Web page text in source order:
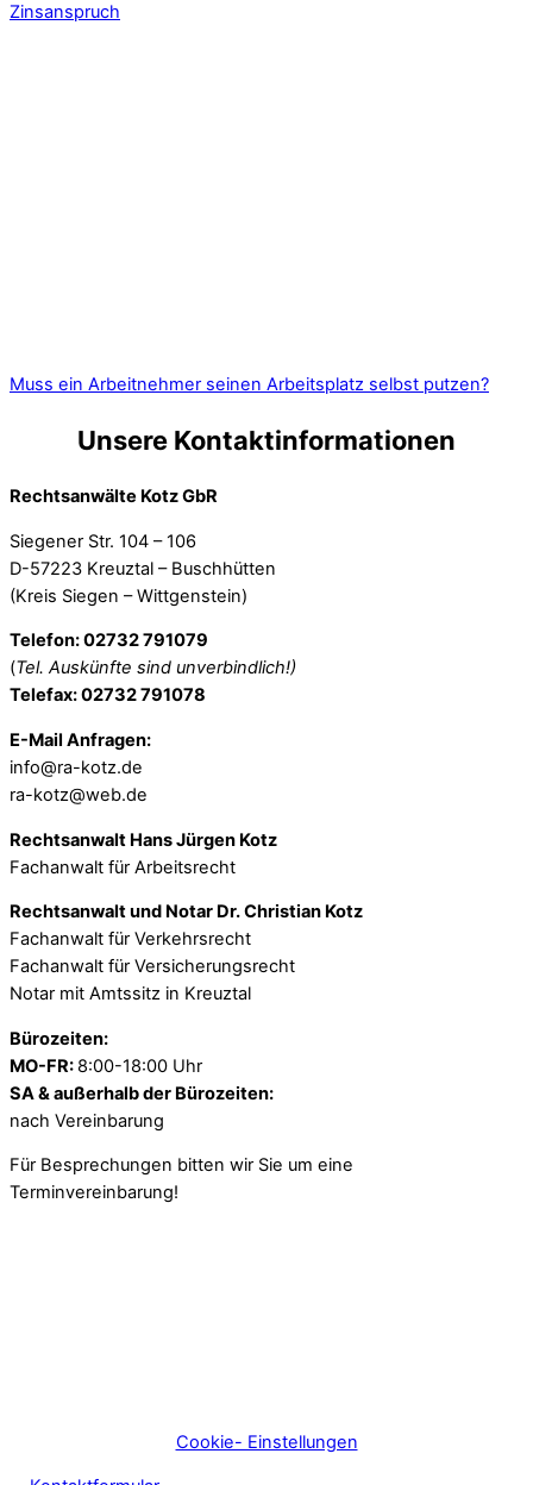
Zinsanspruch
Muss ein Arbeitnehmer seinen Arbeitsplatz selbst putzen?
Unsere Kontaktinformationen
Rechtsanwälte Kotz GbR
Siegener Str. 104 – 106
D-57223 Kreuztal – Buschhütten
(Kreis Siegen – Wittgenstein)
Telefon: 02732 791079
(Tel. Auskünfte sind unverbindlich!)
Telefax: 02732 791078
E-Mail Anfragen:
info@ra-kotz.de
ra-kotz@web.de
Rechtsanwalt Hans Jürgen Kotz
Fachanwalt für Arbeitsrecht
Rechtsanwalt und Notar Dr. Christian Kotz
Fachanwalt für Verkehrsrecht
Fachanwalt für Versicherungsrecht
Notar mit Amtssitz in Kreuztal
Bürozeiten:
MO-FR: 8:00-18:00 Uhr
SA & außerhalb der Bürozeiten:
nach Vereinbarung
Für Besprechungen bitten wir Sie um eine
Terminvereinbarung!
Cookie- Einstellungen